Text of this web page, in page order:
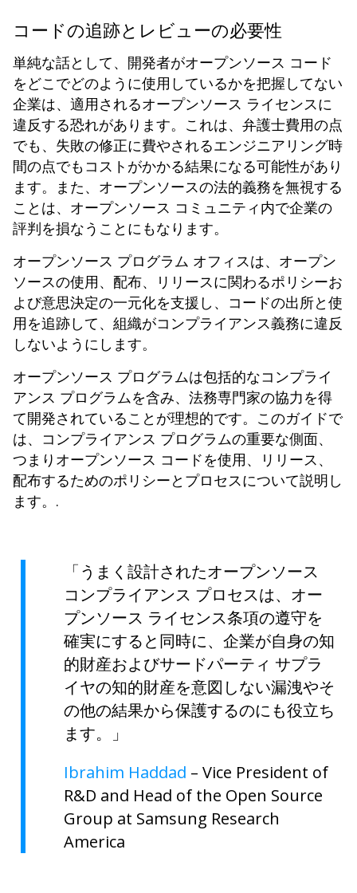
コードの追跡とレビューの必要性
単純な話として、開発者がオープンソース コード
をどこでどのように使用しているかを把握してない
企業は、適用されるオープンソース ライセンスに
違反する恐れがあります。これは、弁護士費用の点
でも、失敗の修正に費やされるエンジニアリング時
間の点でもコストがかかる結果になる可能性があり
ます。また、オープンソースの法的義務を無視する
ことは、オープンソース コミュニティ内で企業の
評判を損なうことにもなります。
オープンソース プログラム オフィスは、オープン
ソースの使用、配布、リリースに関わるポリシーお
よび意思決定の一元化を支援し、コードの出所と使
用を追跡して、組織がコンプライアンス義務に違反
しないようにします。
オープンソース プログラムは包括的なコンプライ
アンス プログラムを含み、法務専門家の協力を得
て開発されていることが理想的です。このガイドで
は、コンプライアンス プログラムの重要な側面、
つまりオープンソース コードを使用、リリース、
配布するためのポリシーとプロセスについて説明し
ます。.
「うまく設計されたオープンソース
コンプライアンス プロセスは、オー
プンソース ライセンス条項の遵守を
確実にすると同時に、企業が自身の知
的財産およびサードパーティ サプラ
イヤの知的財産を意図しない漏洩やそ
の他の結果から保護するのにも役立ち
ます。」
Ibrahim Haddad – Vice President of
R&D and Head of the Open Source
Group at Samsung Research
America